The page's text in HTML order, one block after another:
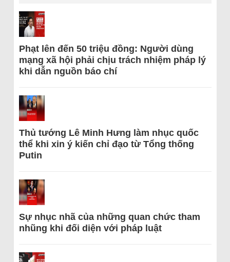
Phạt lên đến 50 triệu đồng: Người dùng
mạng xã hội phải chịu trách nhiệm pháp lý
khi dẫn nguồn báo chí
Thủ tướng Lê Minh Hưng làm nhục quốc
thể khi xin ý kiến chỉ đạo từ Tổng thống
Putin
Sự nhục nhã của những quan chức tham
nhũng khi đối diện với pháp luật